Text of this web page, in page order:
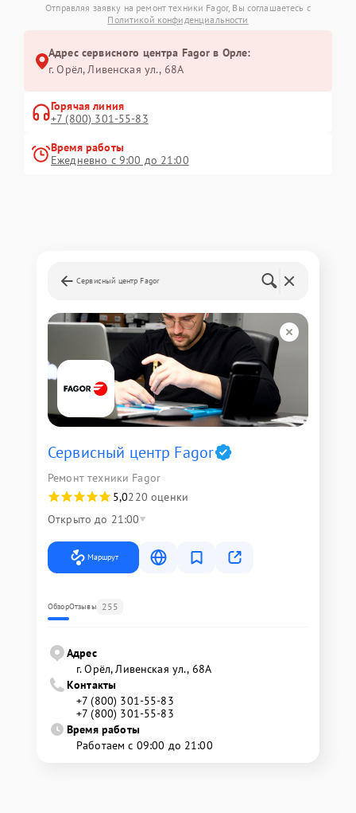
Отправляя заявку на ремонт техники Fagor, Вы соглашаетесь с
Политикой конфиденциальности
Адрес сервисного центра Fagor в Орле:
г. Орёл, Ливенская ул., 68А
Горячая линия
+7 (800) 301-55-83
Время работы
Ежедневно с 9:00 до 21:00
Сервисный центр Fagor
Сервисный центр Fagor
Ремонт техники Fagor
5,0220 оценки
Открыто до 21:00
Маршрут
ОбзорОтзывы 255
Адрес
г. Орёл, Ливенская ул., 68А
Контакты
+7 (800) 301-55-83
+7 (800) 301-55-83
Время работы
Работаем с 09:00 до 21:00